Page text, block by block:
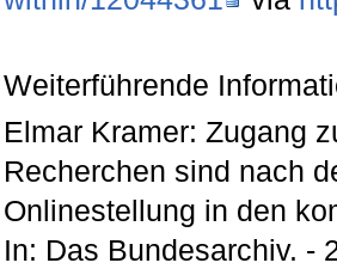
Weiterführende
Elmar Kramer: Zugang
Recherchen sind nach
Onlinestellung in den
In: Das Bundesarchiv. -